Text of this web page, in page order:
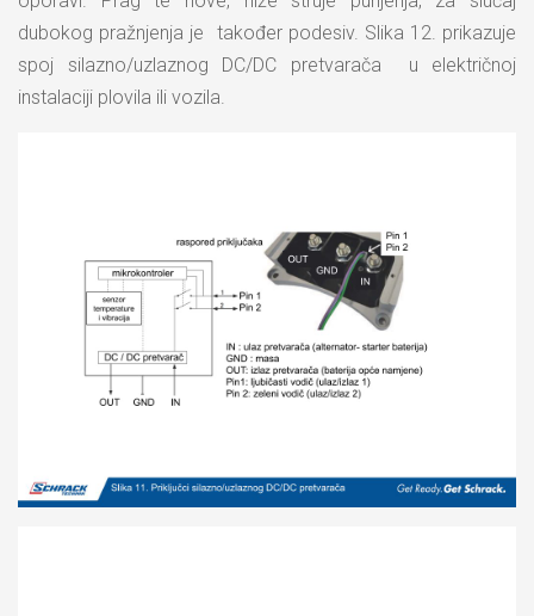
dubokog pražnjenja je također podesiv. Slika 12. prikazuje
spoj silazno/uzlaznog DC/DC pretvarača u električnoj
instalaciji plovila ili vozila.